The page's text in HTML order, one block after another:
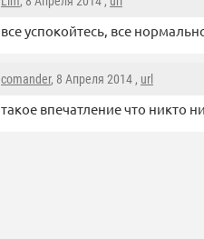
все успокойтесь, все
comander, 8 Апреля 2014 , url
такое впечатление что никто